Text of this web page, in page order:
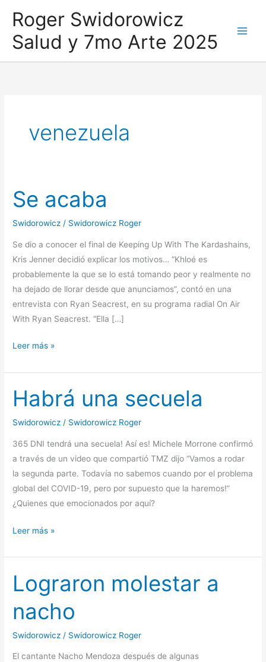
contenido
Roger Swidorowicz
Salud y 7mo Arte 2025
venezuela
Se acaba
Swidorowicz / Swidorowicz Roger
Se dio a conocer el final de Keeping Up With The Kardashains,
Kris Jenner decidió explicar los motivos… “Khloé es
probablemente la que se lo está tomando peor y realmente no
ha dejado de llorar desde que anunciamos”, contó en una
entrevista con Ryan Seacrest, en su programa radial On Air
With Ryan Seacrest. “Ella […]
Se
Leer más »
Habrá una secuela
Swidorowicz / Swidorowicz Roger
365 DNI tendrá una secuela! Así es! Michele Morrone confirmó
a través de un video que compartió TMZ dijo “Vamos a rodar
la segunda parte. Todavía no sabemos cuando por el problema
global del COVID-19, pero por supuesto que la haremos!”
¿Quienes que emocionados por aquí?
Habrá
secuela
Leer más »
Lograron molestar a
nacho
Swidorowicz / Swidorowicz Roger
El cantante Nacho Mendoza después de algunas